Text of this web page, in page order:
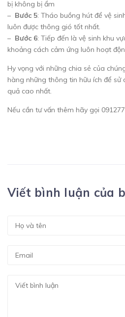
bị không bị ẩm
– Bước 5: Tháo buồng hút để vệ
luôn được thông gió tốt nhất.
– Bước 6: Tiếp đến là vệ sinh khu
khoảng cách cảm ứng luôn hoạt
Hy vọng với những chia sẻ của
hàng những thông tin hữu ích để sử
quả cao nhất.
Nếu cần tư vấn thêm hãy gọi
Viết bình luận của